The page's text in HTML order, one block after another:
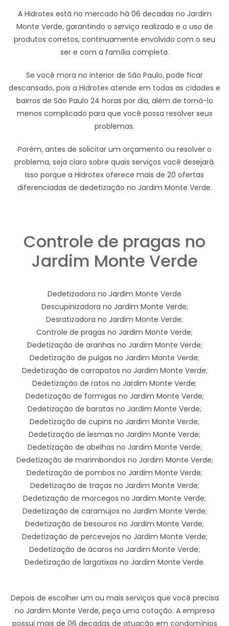
A Hidrotex está no mercado há 06 decadas no Jardim
Monte Verde, garantindo o serviço realizado e o uso de
produtos corretos, continuamente envolvido com o seu
ser e com a família completa.
Se você mora no interior de São Paulo, pode ficar
descansado, pois a Hidrotex atende em todas as cidades e
bairros de São Paulo 24 horas por dia, além de torná-lo
menos complicado para que você possa resolver seus
problemas.
Porém, antes de solicitar um orçamento ou resolver o
problema, seja claro sobre quais serviços você desejará.
Isso porque a Hidrotex oferece mais de 20 ofertas
diferenciadas de dedetização no Jardim Monte Verde.
Controle de pragas no
Jardim Monte Verde
Dedetizadora no Jardim Monte Verde
Descupinizadora no Jardim Monte Verde;
Desratizadora no Jardim Monte Verde;
Controle de pragas no Jardim Monte Verde;
Dedetização de aranhas no Jardim Monte Verde;
Dedetização de pulgas no Jardim Monte Verde;
Dedetização de carrapatos no Jardim Monte Verde;
Dedetização de ratos no Jardim Monte Verde;
Dedetização de formigas no Jardim Monte Verde;
Dedetização de baratas no Jardim Monte Verde;
Dedetização de cupins no Jardim Monte Verde;
Dedetização de lesmas no Jardim Monte Verde;
Dedetização de abelhas no Jardim Monte Verde;
Dedetização de marimbondos no Jardim Monte Verde;
Dedetização de pombos no Jardim Monte Verde;
Dedetização de traças no Jardim Monte Verde;
Dedetização de morcegos no Jardim Monte Verde;
Dedetização de caramujos no Jardim Monte Verde;
Dedetização de besouros no Jardim Monte Verde;
Dedetização de percevejos no Jardim Monte Verde;
Dedetização de ácaros no Jardim Monte Verde;
Dedetização de largatixas no Jardim Monte Verde.
Depois de escolher um ou mais serviços que você precisa
no Jardim Monte Verde, peça uma cotação. A empresa
possui mais de 06 decadas de atuação em condomínios